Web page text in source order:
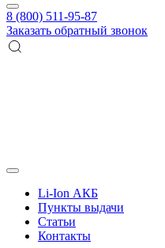
8 (800) 511-95-87
Заказать обратный звонок
Li-Ion АКБ
Пункты выдачи
Статьи
Контакты